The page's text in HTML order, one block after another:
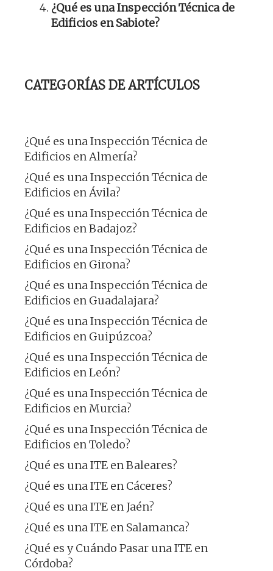
¿Qué es una Inspección Técnica de
Edificios en Sabiote?
CATEGORÍAS DE ARTÍCULOS
¿Qué es una Inspección Técnica de
Edificios en Almería?
¿Qué es una Inspección Técnica de
Edificios en Ávila?
¿Qué es una Inspección Técnica de
Edificios en Badajoz?
¿Qué es una Inspección Técnica de
Edificios en Girona?
¿Qué es una Inspección Técnica de
Edificios en Guadalajara?
¿Qué es una Inspección Técnica de
Edificios en Guipúzcoa?
¿Qué es una Inspección Técnica de
Edificios en León?
¿Qué es una Inspección Técnica de
Edificios en Murcia?
¿Qué es una Inspección Técnica de
Edificios en Toledo?
¿Qué es una ITE en Baleares?
¿Qué es una ITE en Cáceres?
¿Qué es una ITE en Jaén?
¿Qué es una ITE en Salamanca?
¿Qué es y Cuándo Pasar una ITE en
Córdoba?